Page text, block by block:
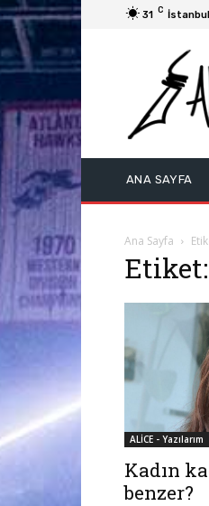
31 C İstanbul
ANA SAYFA
Ana Sayfa
ALİCE - Yazılarım
Kadın
benzer?